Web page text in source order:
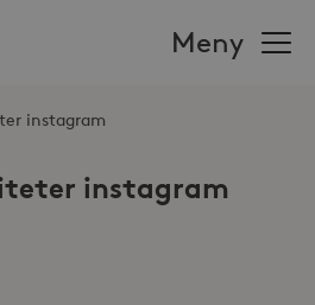
Meny
instagram
instagram